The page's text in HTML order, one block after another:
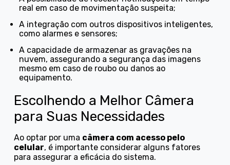
real em caso de movimentação suspeita;
a integração com outros dispositivos inteligentes,
como alarmes e sensores;
a capacidade de armazenar as gravações na
nuvem, assegurando a segurança das imagens
mesmo em caso de roubo ou danos ao
equipamento.
Escolhendo a Melhor Câmera
para Suas Necessidades
Ao optar por uma câmera com acesso pelo
celular, é importante considerar alguns fatores
para assegurar a eficácia do sistema.